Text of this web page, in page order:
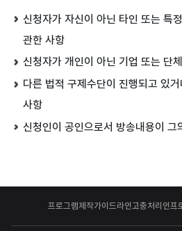
신청자가 자신이 아닌 타인 또는 특
관한 사항
신청자가 개인이 아닌 기업 또는 단
다른 법적 구제수단이 진행되고 있
사항
신청인이 공인으로서 방송내용이 그
프로그램제작가이드라인고충처리인프